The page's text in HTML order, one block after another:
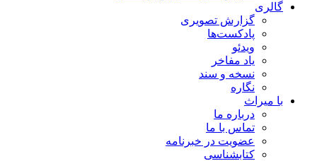
گالری
گزارش تصویری
پادکست‌ها
ویدئو
یاد مفاخر
نسخه و سند
نگاره
با میراث
درباره ما
تماس با ما
عضویت در خبرنامه
کتابشناسی